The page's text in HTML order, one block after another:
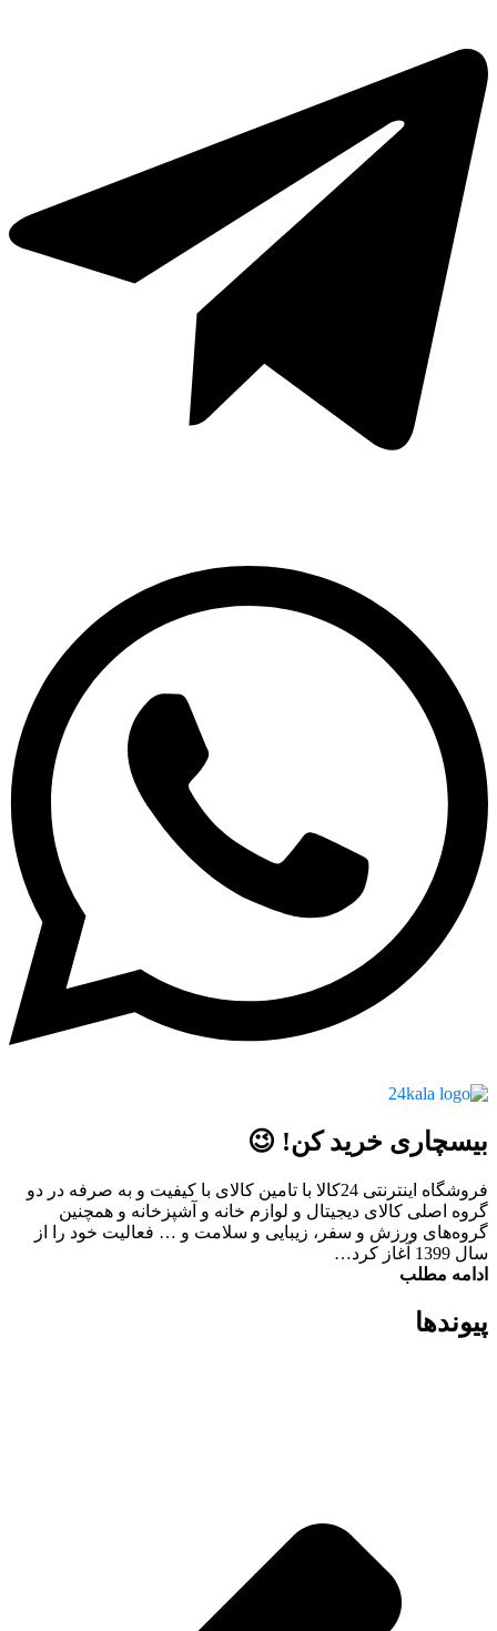
بیسچاری خرید کن! 😉
فروشگاه اینترنتی 24کالا با تامین کالای با کیفیت و به صرفه در دو
گروه اصلی کالای دیجیتال و لوازم خانه و آشپزخانه و همچنین
گروه‌های ورزش و سفر، زیبایی و سلامت و … فعالیت خود را از
سال 1399 آغاز کرد…
ادامه مطلب
پیوند‌ها